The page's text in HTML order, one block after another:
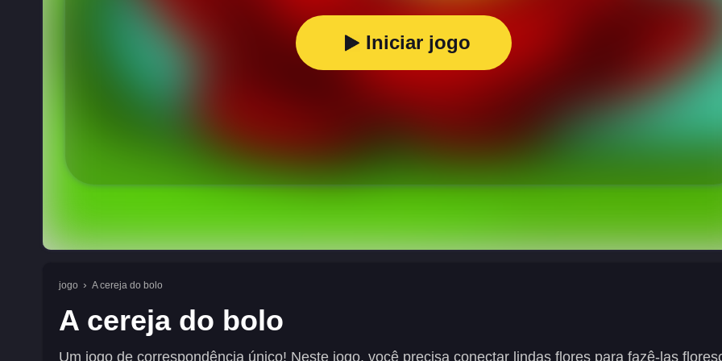
Iniciar jogo
jogo A cereja do bolo
A cereja do bolo
Um jogo de correspondência único! Neste jogo, você precisa conectar lindas flores para fazê-las